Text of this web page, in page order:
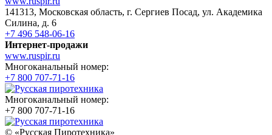
141313, Московская область, г. Сергиев Посад, ул. Академика
Силина, д. 6
+7 496 548-06-16
Интернет-продажи
www.ruspir.ru
Многоканальный номер:
+7 800 707-71-16
Многоканальный номер:
+7 800 707-71-16
© «Русская Пиротехника»